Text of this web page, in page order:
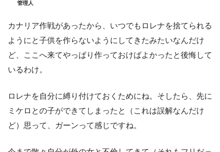
管理人
カナリア作戦があったから、いつでもロレナを捨てられる
ようにと子供を作らないようにしてきたみたいなんだけ
ど、ここへ来てやっぱり作っておけばよかったと後悔して
いるわけ。
ロレナを自分に縛り付けておくためにね。そしたら、先に
ミケロとの子ができてしまったと（これは誤解なんだけ
ど）思って、ガーンって感じですね。